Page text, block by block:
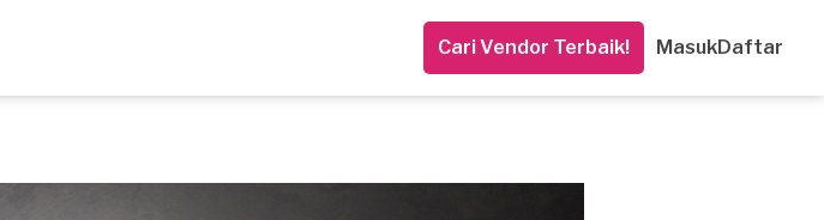
Cari Vendor Terbaik! MasukDaftar